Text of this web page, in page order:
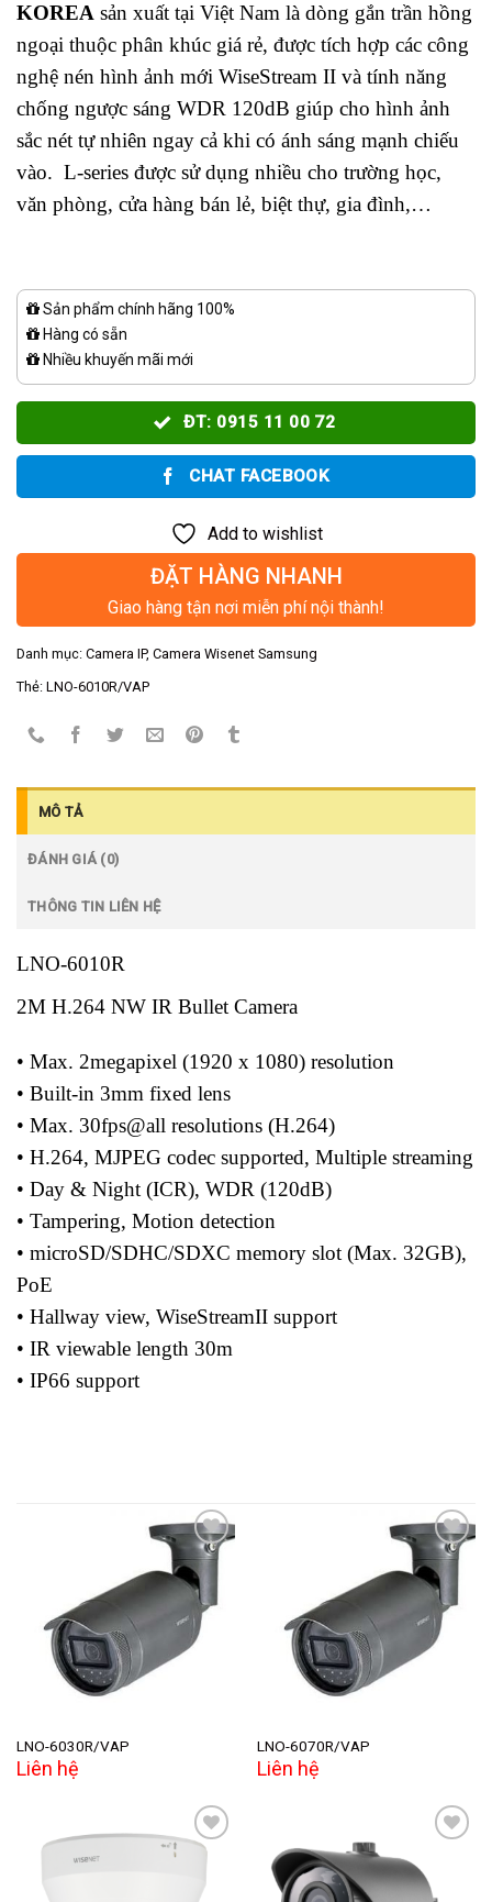
KOREA sản xuất tại Việt Nam là dòng gắn trần hồng
ngoại thuộc phân khúc giá rẻ, được tích hợp các công
nghệ nén hình ảnh mới WiseStream II và tính năng
chống ngược sáng WDR 120dB giúp cho hình ảnh
sắc nét tự nhiên ngay cả khi có ánh sáng mạnh chiếu
vào. L-series được sử dụng nhiều cho trường học,
văn phòng, cửa hàng bán lẻ, biệt thự, gia đình,…
Sản phẩm chính hãng 100%
Hàng có sẵn
Nhiều khuyến mãi mới
ĐT: 0915 11 00 72
CHAT FACEBOOK
Add to wishlist
ĐẶT HÀNG NHANH
Giao hàng tận nơi miễn phí nội thành!
Danh mục: Camera IP, Camera Wisenet Samsung
Thẻ: LNO-6010R/VAP
MÔ TẢ
ĐÁNH GIÁ (0)
THÔNG TIN LIÊN HỆ
LNO-6010R
2M H.264 NW IR Bullet Camera
• Max. 2megapixel (1920 x 1080) resolution
• Built-in 3mm fixed lens
• Max. 30fps@all resolutions (H.264)
• H.264, MJPEG codec supported, Multiple streaming
• Day & Night (ICR), WDR (120dB)
• Tampering, Motion detection
• microSD/SDHC/SDXC memory slot (Max. 32GB),
PoE
• Hallway view, WiseStreamII support
• IR viewable length 30m
• IP66 support
Add to
wishlist
LNO-6030R/VAP
Liên hệ
Add to
wishlist
LNO-6070R/VAP
Liên hệ
Add to
Add to